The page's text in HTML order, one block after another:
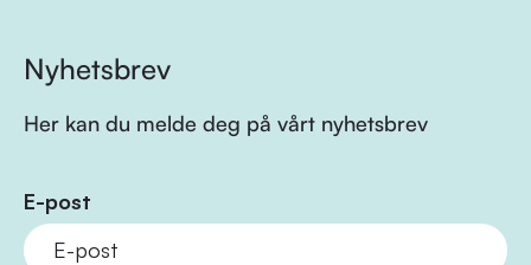
Nyhetsbrev
Her kan du melde deg på vårt nyhetsbrev
E-post